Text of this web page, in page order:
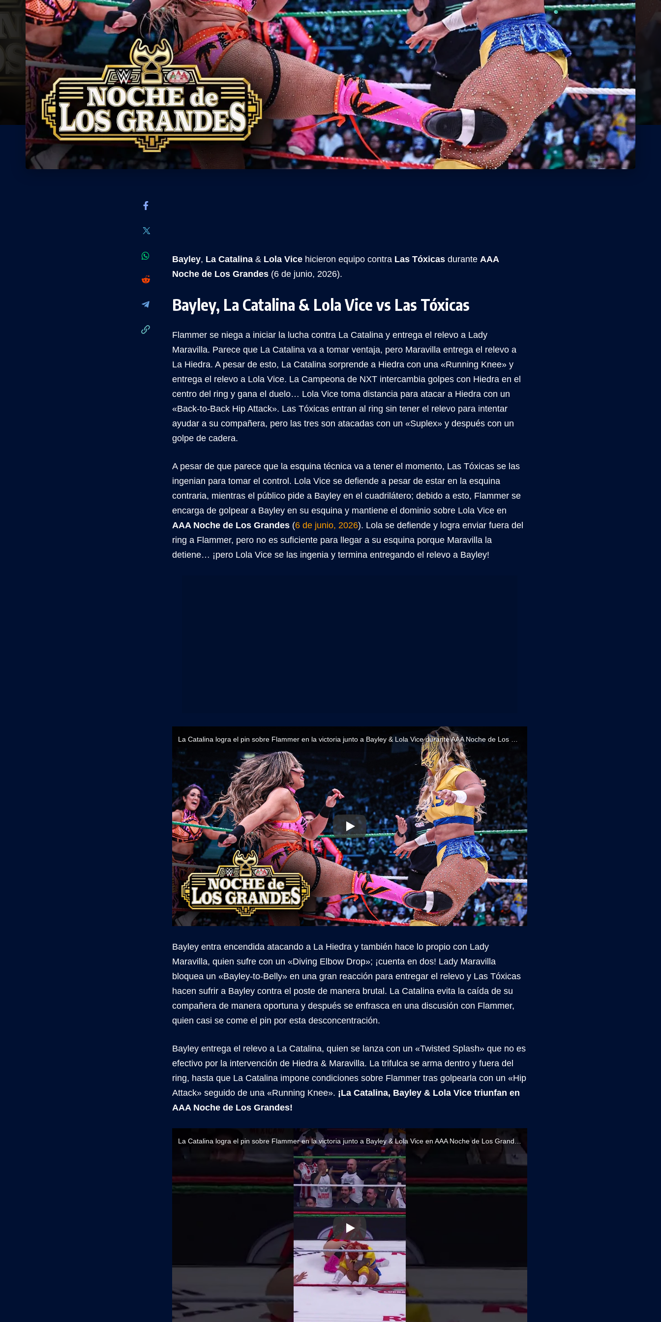
Bayley, La Catalina & Lola Vice hicieron equipo contra Las Tóxicas durante AAA
Noche de Los Grandes (6 de junio, 2026).
Bayley, La Catalina & Lola Vice vs Las Tóxicas
Flammer se niega a iniciar la lucha contra La Catalina y entrega el relevo a Lady
Maravilla. Parece que La Catalina va a tomar ventaja, pero Maravilla entrega el relevo a
La Hiedra. A pesar de esto, La Catalina sorprende a Hiedra con una «Running Knee» y
entrega el relevo a Lola Vice. La Campeona de NXT intercambia golpes con Hiedra en el
centro del ring y gana el duelo… Lola Vice toma distancia para atacar a Hiedra con un
«Back-to-Back Hip Attack». Las Tóxicas entran al ring sin tener el relevo para intentar
ayudar a su compañera, pero las tres son atacadas con un «Suplex» y después con un
golpe de cadera.
A pesar de que parece que la esquina técnica va a tener el momento, Las Tóxicas se las
ingenian para tomar el control. Lola Vice se defiende a pesar de estar en la esquina
contraria, mientras el público pide a Bayley en el cuadrilátero; debido a esto, Flammer se
encarga de golpear a Bayley en su esquina y mantiene el dominio sobre Lola Vice en
AAA Noche de Los Grandes (6 de junio, 2026). Lola se defiende y logra enviar fuera del
ring a Flammer, pero no es suficiente para llegar a su esquina porque Maravilla la
detiene… ¡pero Lola Vice se las ingenia y termina entregando el relevo a Bayley!
Bayley entra encendida atacando a La Hiedra y también hace lo propio con Lady
Maravilla, quien sufre con un «Diving Elbow Drop»; ¡cuenta en dos! Lady Maravilla
bloquea un «Bayley-to-Belly» en una gran reacción para entregar el relevo y Las Tóxicas
hacen sufrir a Bayley contra el poste de manera brutal. La Catalina evita la caída de su
compañera de manera oportuna y después se enfrasca en una discusión con Flammer,
quien casi se come el pin por esta desconcentración.
Bayley entrega el relevo a La Catalina, quien se lanza con un «Twisted Splash» que no es
efectivo por la intervención de Hiedra & Maravilla. La trifulca se arma dentro y fuera del
ring, hasta que La Catalina impone condiciones sobre Flammer tras golpearla con un «Hip
Attack» seguido de una «Running Knee». ¡La Catalina, Bayley & Lola Vice triunfan en
AAA Noche de Los Grandes!
La Catalina logra el pin sobre Flammer en la victoria junto a Bayley & Lola Vice en AAA Noche de Los Grandes